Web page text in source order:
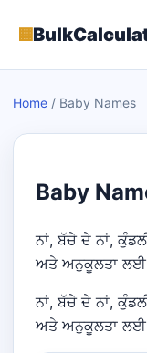
▦
Home / Baby Names
Baby
ਨਾਂ, ਬੱਚੇ ਦੇ ਨਾਂ,
ਅਤੇ ਅਨੁਕੂਲਤਾ ਲਈ
ਨਾਂ, ਬੱਚੇ ਦੇ ਨਾਂ,
ਅਤੇ ਅਨੁਕੂਲਤਾ ਲਈ